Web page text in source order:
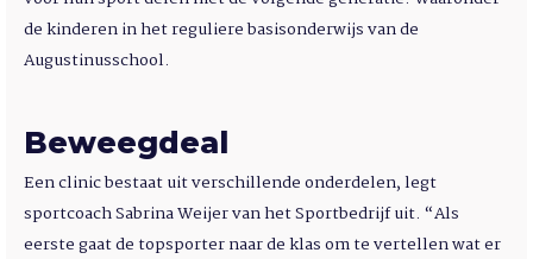
de kinderen in het reguliere basisonderwijs van de
Augustinusschool.
Beweegdeal
Een clinic bestaat uit verschillende onderdelen, legt
sportcoach Sabrina Weijer van het Sportbedrijf uit. “Als
eerste gaat de topsporter naar de klas om te vertellen wat er